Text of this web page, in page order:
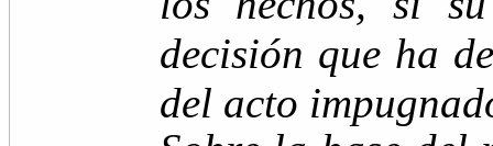
decisión que ha
del acto